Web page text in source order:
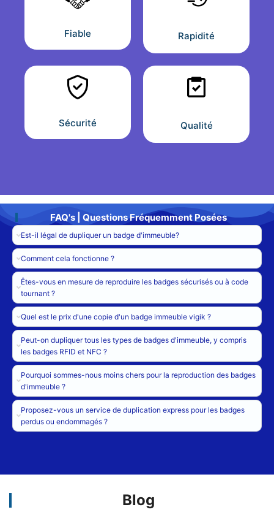
Fiable Rapidité
Sécurité Qualité
FAQ's | Questions Fréquemment Posées
Est-il légal de dupliquer un badge d'immeuble?
Comment cela fonctionne ?
Êtes-vous en mesure de reproduire les badges sécurisés ou à code
tournant ?
Quel est le prix d'une copie d'un badge immeuble vigik ?
Peut-on dupliquer tous les types de badges d'immeuble, y compris
les badges RFID et NFC ?
Pourquoi sommes-nous moins chers pour la reproduction des badges
d'immeuble ?
Proposez-vous un service de duplication express pour les badges
perdus ou endommagés ?
Blog